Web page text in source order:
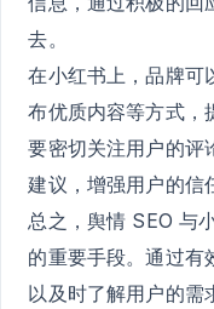
去。
在小红书上，品牌可
布优质内容等方式，
要密切关注用户的评
建议，增强用户的信
总之，舆情 SEO 与
的重要手段。通过有
以及时了解用户的需